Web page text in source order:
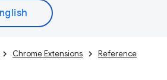
Chrome Extensions
Reference